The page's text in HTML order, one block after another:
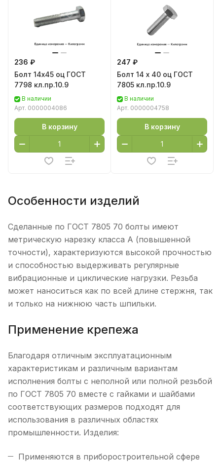
236 ₽
Болт 14х45 оц ГОСТ
7798 кл.пр.10.9
В наличии
Арт. 0000004086
В корзину
247 ₽
Болт 14 х 40 оц ГОСТ
7805 кл.пр.10.9
В наличии
Арт. 0000004758
В корзину
Особенности изделий
Сделанные по ГОСТ 7805 70 болты имеют
метрическую нарезку класса A (повышенной
точности), характеризуются высокой прочностью
и способностью выдерживать регулярные
вибрационные и циклические нагрузки. Резьба
может наноситься как по всей длине стержня, так
и только на нижнюю часть шпильки.
Применение крепежа
Благодаря отличным эксплуатационным
характеристикам и различным вариантам
исполнения болты с неполной или полной резьбой
по ГОСТ 7805 70 вместе с гайками и шайбами
соответствующих размеров подходят для
использования в различных областях
промышленности. Изделия:
Применяются в приборостроительной сфере